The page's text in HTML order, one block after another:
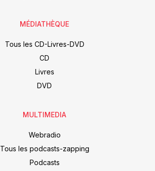
MÉDIATHÈQUE
Tous les CD-Livres-DVD
CD
Livres
DVD
MULTIMEDIA
Webradio
Tous les podcasts-zapping
Podcasts